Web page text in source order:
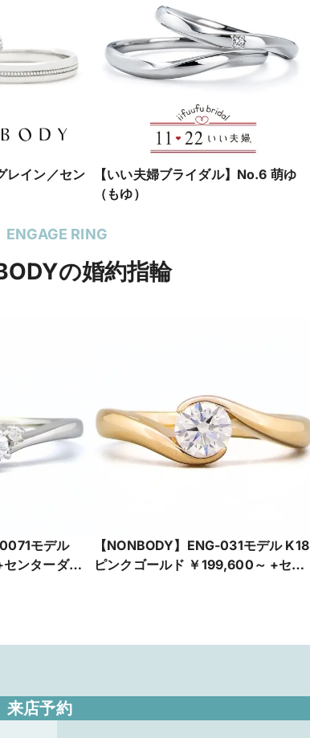
レイン／セン
【いい夫婦ブライダル】No.6 萌ゆ
（もゆ）
ENGAGE RING
の婚約指輪
モデル
ンターダイ
【NONBODY】ENG-031モデル K18
ピンクゴールド ￥199,600～ +セン
来店予約